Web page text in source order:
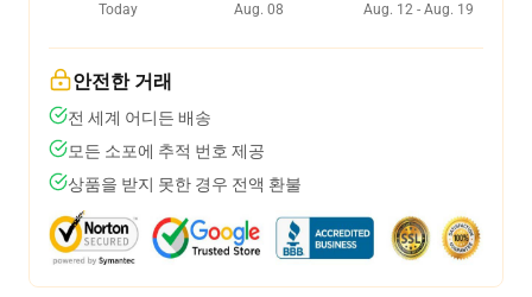
Today
Aug. 08
Aug. 12 - Aug. 19
안전한 거래
전 세계 어디든 배송
모든 소포에 추적 번호 제공
상품을 받지 못한 경우 전액 환불